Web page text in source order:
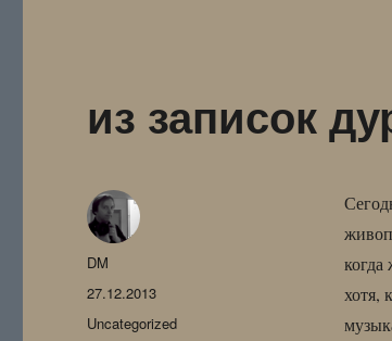
из записок
хотя,
Автор
DM
Опубликовано
27.12.2013
Рубрики
Uncategorized